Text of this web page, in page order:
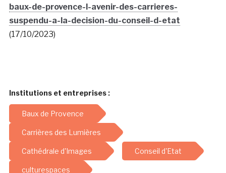
baux-de-provence-l-avenir-des-carrieres-
suspendu-a-la-decision-du-conseil-d-etat
(17/10/2023)
Institutions et entreprises :
Baux de Provence
Carrières des Lumières
Cathédrale d'Images Conseil d'Etat
culturespaces